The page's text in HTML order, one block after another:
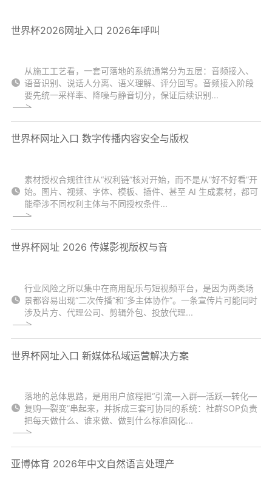
世界杯2026网址入口 2026年呼叫
从施工工艺看，一套可落地的系统通常分为五层：音频接入、
语音识别、说话人分离、语义理解、评分回写。音频接入阶段
要先统一采样率、降噪与静音切分，保证后续识别...
世界杯网址入口 数字传播内容安全与版权
素材授权合规往往从“权利链”核对开始，而不是从“好不好看”开
始。图片、视频、字体、模板、插件、甚至 AI 生成素材，都可
能牵涉不同权利主体与不同授权条件...
世界杯网址 2026 传媒影视版权与音
行业风险之所以集中在商用配乐与短视频平台，是因为两类场
景都容易出现“二次传播”和“多主体协作”。一条宣传片可能同时
涉及片方、代理公司、剪辑外包、投放代理...
世界杯网址入口 新媒体私域运营解决方案
落地的总体思路，是用用户旅程把“引流—入群—活跃—转化—
复购—裂变”串起来，并拆成三套可协同的系统：社群SOP负责
把每天做什么、谁来做、做到什么标准固化...
亚博体育 2026年中文自然语言处理产